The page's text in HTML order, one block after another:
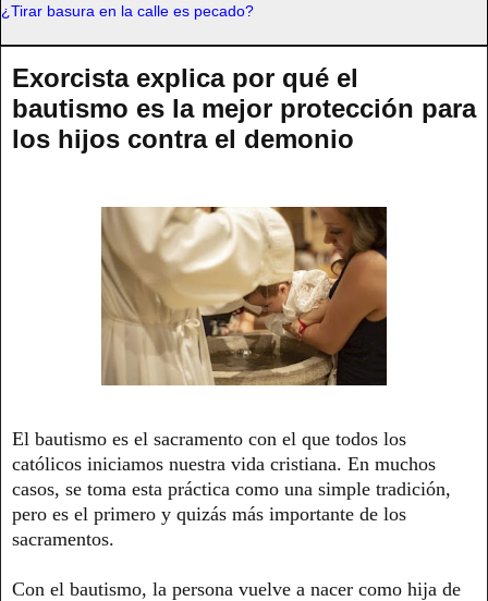
¿Tirar basura en la calle es pecado?
Exorcista explica por qué el
bautismo es la mejor protección para
los hijos contra el demonio
El bautismo es el sacramento con el que todos los
católicos iniciamos nuestra vida cristiana. En muchos
casos, se toma esta práctica como una simple tradición,
pero es el primero y quizás más importante de los
sacramentos.
Con el bautismo, la persona vuelve a nacer como hija de